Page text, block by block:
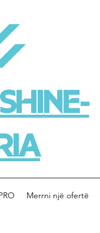
Merrni një ofertë